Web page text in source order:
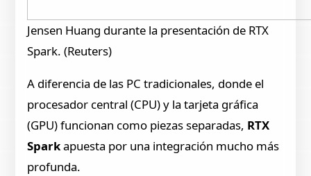
Jensen Huang durante la presentación de RTX
Spark. (Reuters)
A diferencia de las PC tradicionales, donde el
procesador central (CPU) y la tarjeta gráfica
(GPU) funcionan como piezas separadas, RTX
Sparkapuesta por una integración mucho más
profunda.